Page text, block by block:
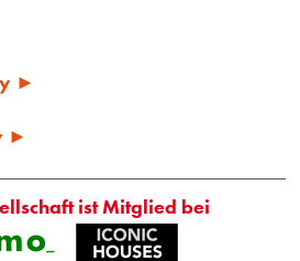
►
►
ist Mitglied bei